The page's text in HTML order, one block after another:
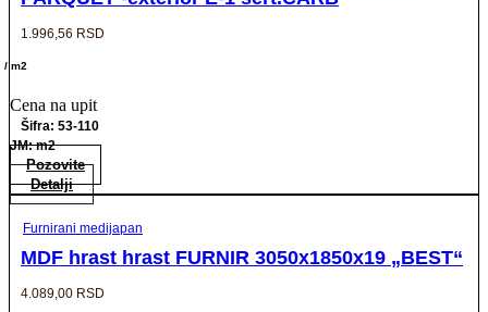
1.996,56 RSD
/ m2
Cena na upit
Šifra: 53-110
JM: m2
Pozovite
Detalji
Furnirani medijapan
MDF hrast hrast FURNIR 3050x1850x19 „BEST“
4.089,00 RSD